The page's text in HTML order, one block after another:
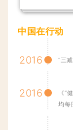
中国在行动
2016 “三
2016
《“
均每